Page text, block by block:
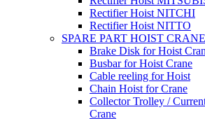
Rectifier Hoist NITCHI
Rectifier Hoist NITTO
SPARE PART HOIST CRANE
Brake Disk for Hoist
Busbar for Hoist Crane
Cable reeling for Hoist
Chain Hoist for Crane
Collector Trolley /
Crane